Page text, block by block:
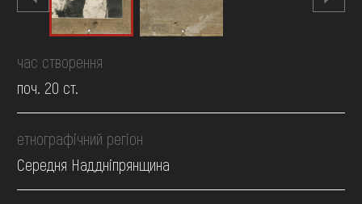
час створення
поч. 20 ст.
етнографічний регіон
Середня Наддніпрянщина